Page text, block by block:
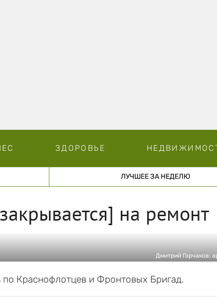
ЗДОРОВЬЕ
ЛУЧШЕЕ ЗА НЕДЕЛЮ
на ремонт
Дмитрий Горчаков;
Краснофлотцев и Фронтовых Бригад.